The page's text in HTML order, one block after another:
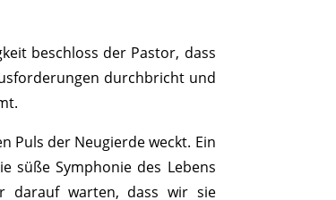
beschloss der Pastor, dass
durchbricht und
Puls der Neugierde weckt. Ein
süße Symphonie des Lebens
darauf warten, dass wir sie